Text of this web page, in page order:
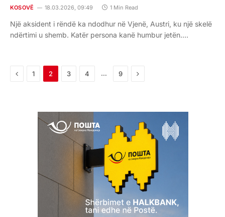
KOSOVË 18.03.2026, 09:49 1 Min Read
Një aksident i rëndë ka ndodhur në Vjenë, Austri, ku një skelë
ndërtimi u shemb. Katër persona kanë humbur jetën.…
Previous
1 2 3 4 … 9 Next